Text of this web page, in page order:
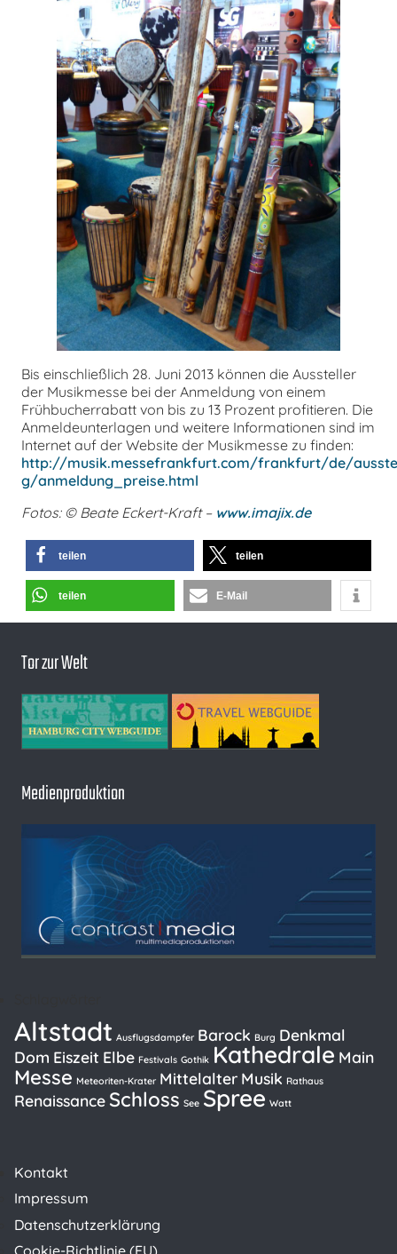
Bis einschließlich 28. Juni 2013 können die Aussteller
der Musikmesse bei der Anmeldung von einem
Frühbucherrabatt von bis zu 13 Prozent profitieren. Die
Anmeldeunterlagen und weitere Informationen sind im
Internet auf der Website der Musikmesse zu finden:
http://musik.messefrankfurt.com/frankfurt/de/
g/anmeldung_preise.html
Fotos: © Beate Eckert-Kraft – www.imajix.de
teilen teilen
teilen E-Mail
Tor zur Welt
Medienproduktion
Kontakt
Impressum
Datenschutzerklärung
Altstadt Ausflugsdampfer Barock Burg Denkmal
Dom Eiszeit Elbe Festivals Gothik Kathedrale Main
Messe Meteoriten-Krater Mittelalter Musik Rathaus
Renaissance Schloss See Spree Watt